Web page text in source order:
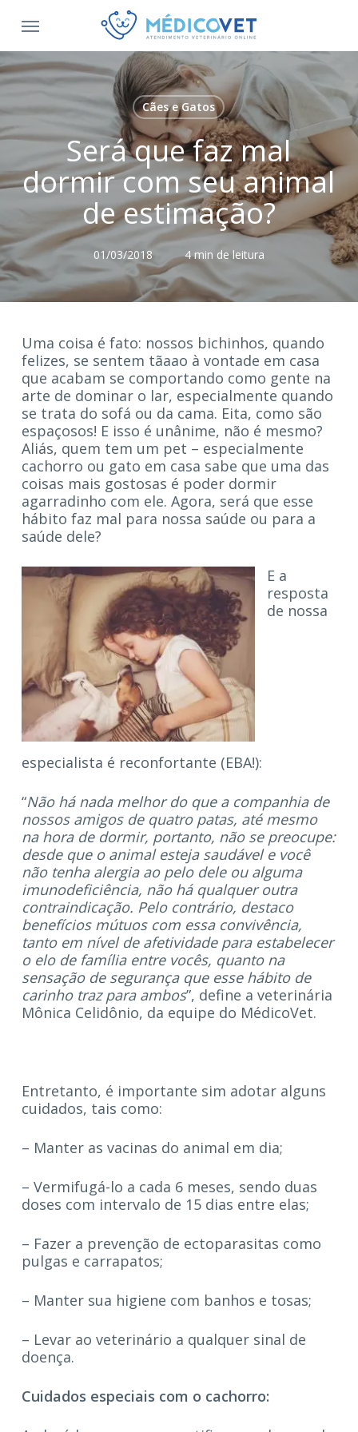
Cães e Gatos
Será que faz mal
dormir com seu animal
de estimação?
01/03/2018 4 min de leitura
Uma coisa é fato: nossos bichinhos, quando
felizes, se sentem tãaao à vontade em casa
que acabam se comportando como gente na
arte de dominar o lar, especialmente quando
se trata do sofá ou da cama. Eita, como são
espaçosos! E isso é unânime, não é mesmo?
Aliás, quem tem um pet – especialmente
cachorro ou gato em casa sabe que uma das
coisas mais gostosas é poder dormir
agarradinho com ele. Agora, será que esse
hábito faz mal para nossa saúde ou para a
saúde dele?
E a
resposta
de nossa
especialista é reconfortante (EBA!):
“Não há nada melhor do que a companhia de
nossos amigos de quatro patas, até mesmo
na hora de dormir, portanto, não se preocupe:
desde que o animal esteja saudável e você
não tenha alergia ao pelo dele ou alguma
imunodeficiência, não há qualquer outra
contraindicação. Pelo contrário, destaco
benefícios mútuos com essa convivência,
tanto em nível de afetividade para estabelecer
o elo de família entre vocês, quanto na
sensação de segurança que esse hábito de
carinho traz para ambos”, define a veterinária
Mônica Celidônio, da equipe do MédicoVet.
Entretanto, é importante sim adotar alguns
cuidados, tais como:
– Manter as vacinas do animal em dia;
– Vermifugá-lo a cada 6 meses, sendo duas
doses com intervalo de 15 dias entre elas;
– Fazer a prevenção de ectoparasitas como
pulgas e carrapatos;
– Manter sua higiene com banhos e tosas;
– Levar ao veterinário a qualquer sinal de
doença.
Cuidados especiais com o cachorro: